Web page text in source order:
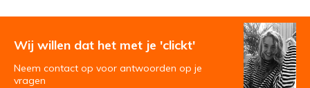
Wij willen dat het met je 'clickt'
Neem contact op voor antwoorden op je
vragen